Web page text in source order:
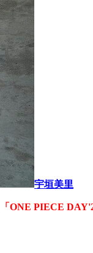
宇垣美里
「ONE PIECE